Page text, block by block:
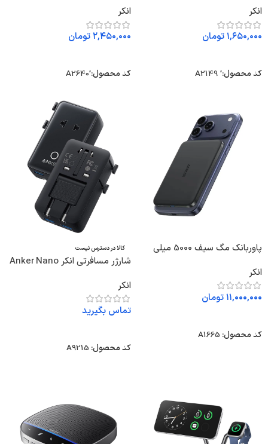
A2149L21 دوپین ایران
انکر
۱,۶۵۰,۰۰۰تومان
کد محصول:
دوپین ایران
انکر
۲,۴۵۰,۰۰۰تومان
کد محصول:
پاوربانک مگ سیف 5000 میلی
5000mAh A1665
انکر
۱۱,۰۰۰,۰۰۰تومان
کد محصول: A1665
کالا در دسترس نیست
شارژر مسافرتی انکر Anker Nano
انکر
تماس بگیرید
کد محصول: A9215